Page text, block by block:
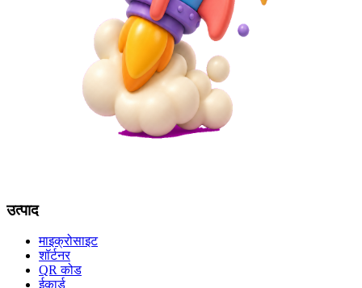
उत्पाद
माइक्रोसाइट
शॉर्टनर
QR कोड
ईकार्ड